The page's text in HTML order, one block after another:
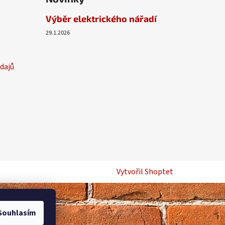
Výběr elektrického nářadí
29.1.2026
Vytvořil Shoptet